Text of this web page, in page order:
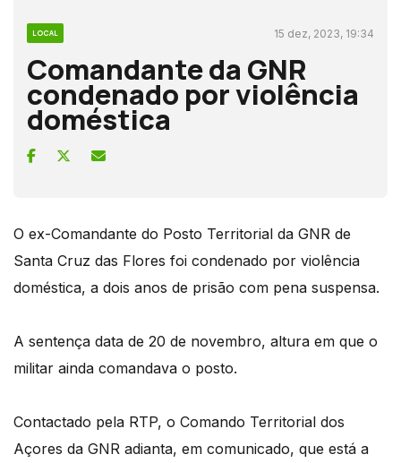
LOCAL 15 dez, 2023, 19:34
Comandante da GNR
condenado por violência
doméstica
O ex-Comandante do Posto Territorial da GNR de
Santa Cruz das Flores foi condenado por violência
doméstica, a dois anos de prisão com pena suspensa.
A sentença data de 20 de novembro, altura em que o
militar ainda comandava o posto.
Contactado pela RTP, o Comando Territorial dos
Açores da GNR adianta, em comunicado, que está a